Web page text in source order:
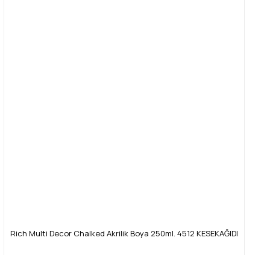
Rich Multi Decor Chalked Akrilik Boya 250ml. 4512 KESEKAĞIDI